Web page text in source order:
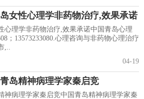
女性心理学非药物治疗,效果承诺
心理学非药物治疗,效果承诺中国青岛心理
；13573233080.心理咨询与非药物心理治疗
,..
04-19
岛精神病理学家秦启竞
神病理学家秦启竞中国青岛精神病理学家秦